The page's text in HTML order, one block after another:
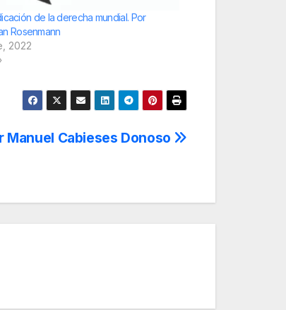
de la derecha mundial. Por
Rosenmann
2022
Manuel Cabieses Donoso